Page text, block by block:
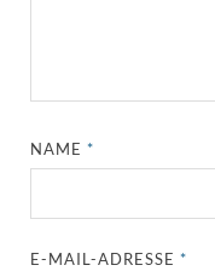
NAME*
E-MAIL-ADRESSE*